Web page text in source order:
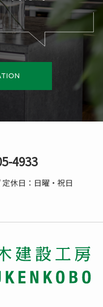
4933
休日：日曜・祝日